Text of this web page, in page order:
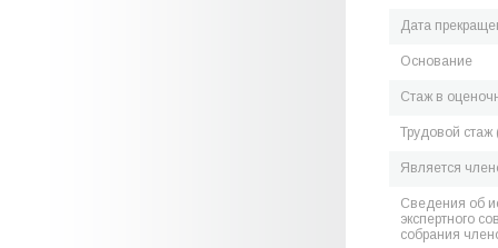
Дата
Основание
Стаж в
Трудовой стаж
Является
Сведения об
экспертного
собрания